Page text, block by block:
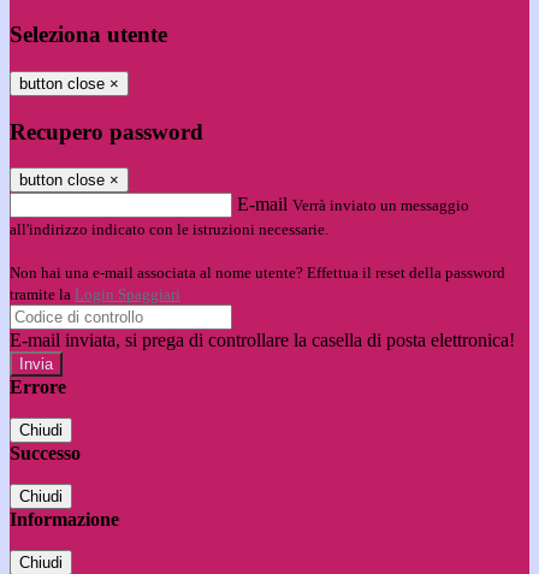
Seleziona utente
button close ×
Recupero password
button close ×
E-mail Verrà inviato un messaggio
all'indirizzo indicato con le istruzioni necessarie.
Non hai una e-mail associata al nome utente? Effettua il reset della password
tramite la Login Spaggiari
E-mail inviata, si prega di controllare la casella di posta elettronica!
Errore
Chiudi
Successo
Chiudi
Informazione
Chiudi